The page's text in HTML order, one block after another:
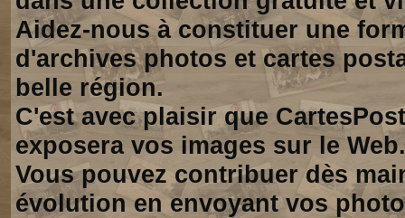
Aidez-nous à constituer une
d'archives photos et cartes
belle région.
C'est avec plaisir que
exposera vos images sur le Web.
Vous pouvez contribuer dès
évolution en envoyant vos